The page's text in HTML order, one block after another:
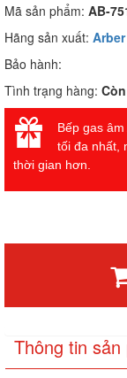
Mã sản phẩm: AB-
Hãng sản xuất: Arber
Bảo hành:
Tình trạng hàng:
Bếp gas
tối đa nhất,
thời gian hơn.
Thông tin sản